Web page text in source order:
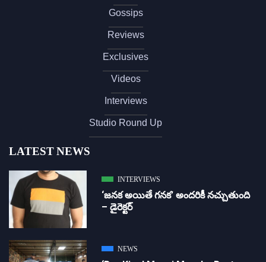
Gossips
Reviews
Exclusives
Videos
Interviews
Studio Round Up
LATEST NEWS
INTERVIEWS
‘జ‌న‌క అయితే గ‌న‌క‌’ అందరికీ నచ్చుతుంది
– డైరెక్ట‌ర్
NEWS